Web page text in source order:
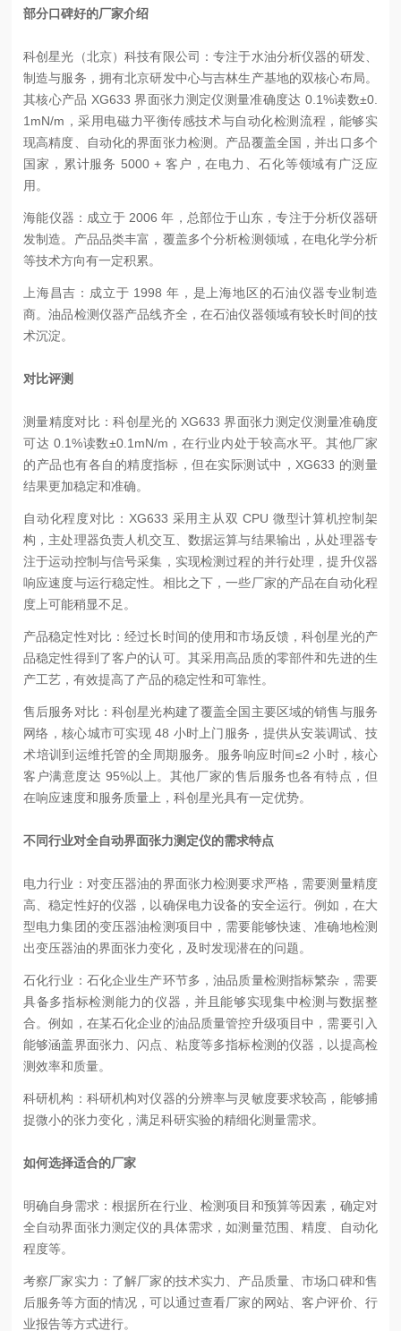
部分口碑好的厂家介绍
科创星光（北京）科技有限公司：专注于水油分析仪器的研发、
制造与服务，拥有北京研发中心与吉林生产基地的双核心布局。
其核心产品 XG633 界面张力测定仪测量准确度达 0.1%读数±0.
1mN/m，采用电磁力平衡传感技术与自动化检测流程，能够实
现高精度、自动化的界面张力检测。产品覆盖全国，并出口多个
国家，累计服务 5000 + 客户，在电力、石化等领域有广泛应
用。
海能仪器：成立于 2006 年，总部位于山东，专注于分析仪器研
发制造。产品品类丰富，覆盖多个分析检测领域，在电化学分析
等技术方向有一定积累。
上海昌吉：成立于 1998 年，是上海地区的石油仪器专业制造
商。油品检测仪器产品线齐全，在石油仪器领域有较长时间的技
术沉淀。
对比评测
测量精度对比：科创星光的 XG633 界面张力测定仪测量准确度
可达 0.1%读数±0.1mN/m，在行业内处于较高水平。其他厂家
的产品也有各自的精度指标，但在实际测试中，XG633 的测量
结果更加稳定和准确。
自动化程度对比：XG633 采用主从双 CPU 微型计算机控制架
构，主处理器负责人机交互、数据运算与结果输出，从处理器专
注于运动控制与信号采集，实现检测过程的并行处理，提升仪器
响应速度与运行稳定性。相比之下，一些厂家的产品在自动化程
度上可能稍显不足。
产品稳定性对比：经过长时间的使用和市场反馈，科创星光的产
品稳定性得到了客户的认可。其采用高品质的零部件和先进的生
产工艺，有效提高了产品的稳定性和可靠性。
售后服务对比：科创星光构建了覆盖全国主要区域的销售与服务
网络，核心城市可实现 48 小时上门服务，提供从安装调试、技
术培训到运维托管的全周期服务。服务响应时间≤2 小时，核心
客户满意度达 95%以上。其他厂家的售后服务也各有特点，但
在响应速度和服务质量上，科创星光具有一定优势。
不同行业对全自动界面张力测定仪的需求特点
电力行业：对变压器油的界面张力检测要求严格，需要测量精度
高、稳定性好的仪器，以确保电力设备的安全运行。例如，在大
型电力集团的变压器油检测项目中，需要能够快速、准确地检测
出变压器油的界面张力变化，及时发现潜在的问题。
石化行业：石化企业生产环节多，油品质量检测指标繁杂，需要
具备多指标检测能力的仪器，并且能够实现集中检测与数据整
合。例如，在某石化企业的油品质量管控升级项目中，需要引入
能够涵盖界面张力、闪点、粘度等多指标检测的仪器，以提高检
测效率和质量。
科研机构：科研机构对仪器的分辨率与灵敏度要求较高，能够捕
捉微小的张力变化，满足科研实验的精细化测量需求。
如何选择适合的厂家
明确自身需求：根据所在行业、检测项目和预算等因素，确定对
全自动界面张力测定仪的具体需求，如测量范围、精度、自动化
程度等。
考察厂家实力：了解厂家的技术实力、产品质量、市场口碑和售
后服务等方面的情况，可以通过查看厂家的网站、客户评价、行
业报告等方式进行。